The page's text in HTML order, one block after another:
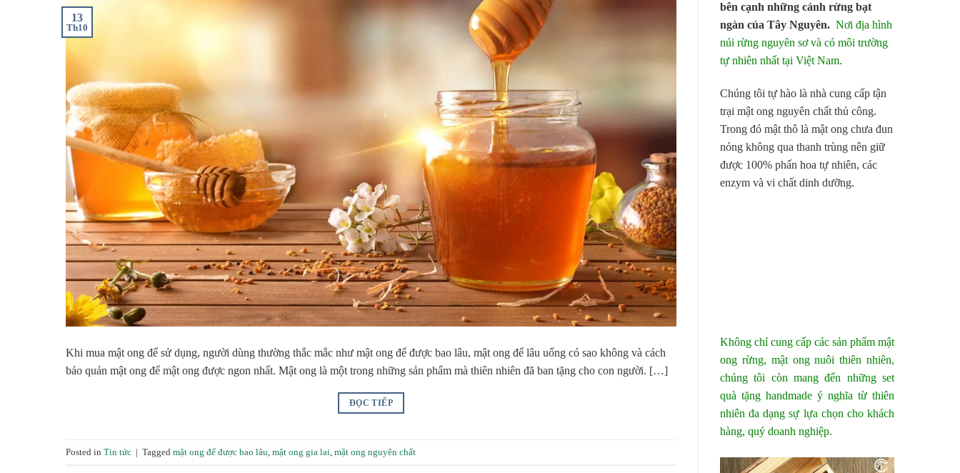
13
Th10
Khi mua mật ong để sử dụng, người dùng thường thắc mắc như mật ong để được bao lâu, mật ong để lâu uống có sao không và cách
bảo quản mật ong để mật ong được ngon nhất. Mật ong là một trong những sản phẩm mà thiên nhiên đã ban tặng cho con người. […]
ĐỌC TIẾP
Posted in Tin tức | Tagged mật ong để được bao lâu, mật ong gia lai, mật ong nguyên chất
bên cạnh những cánh rừng bạt
ngàn của Tây Nguyên. Nơi địa hình
núi rừng nguyên sơ và có môi trường
tự nhiên nhất tại Việt Nam.
Chúng tôi tự hào là nhà cung cấp tận
trại mật ong nguyên chất thủ công.
Trong đó mật thô là mật ong chưa đun
nóng không qua thanh trùng nên giữ
được 100% phấn hoa tự nhiên, các
enzym và vi chất dinh dưỡng.
Không chỉ cung cấp các sản phẩm mật
ong rừng, mật ong nuôi thiên nhiên,
chúng tôi còn mang đến những set
quà tặng handmade ý nghĩa từ thiên
nhiên đa dạng sự lựa chọn cho khách
hàng, quý doanh nghiệp.